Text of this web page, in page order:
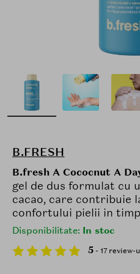
B.FRESH
B.fresh A Cococnut A
gel de dus formulat cu
cacao, care contribuie
confortului pielii in
Disponibilitate: In stoc
5 - 17